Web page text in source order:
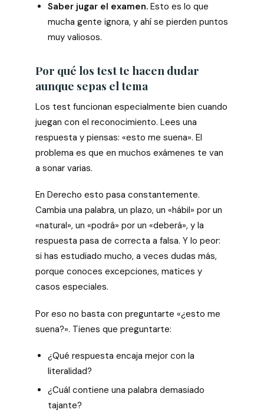
Saber jugar el examen. Esto es lo que
mucha gente ignora, y ahí se pierden puntos
muy valiosos.
Por qué los test te hacen dudar
aunque sepas el tema
Los test funcionan especialmente bien cuando
juegan con el reconocimiento. Lees una
respuesta y piensas: «esto me suena». El
problema es que en muchos exámenes te van
a sonar varias.
En Derecho esto pasa constantemente.
Cambia una palabra, un plazo, un «hábil» por un
«natural», un «podrá» por un «deberá», y la
respuesta pasa de correcta a falsa. Y lo peor:
si has estudiado mucho, a veces dudas más,
porque conoces excepciones, matices y
casos especiales.
Por eso no basta con preguntarte «¿esto me
suena?». Tienes que preguntarte:
¿Qué respuesta encaja mejor con la
literalidad?
¿Cuál contiene una palabra demasiado
tajante?